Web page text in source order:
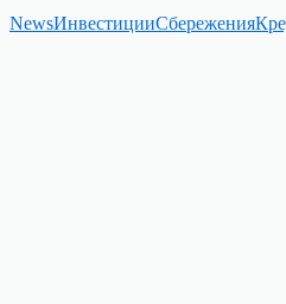
NewsИнвестицииСбережения